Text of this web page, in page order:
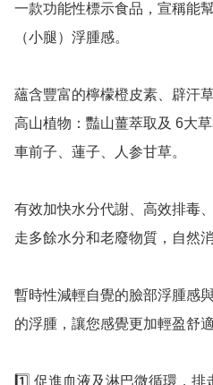
一款功能性標示食品，宣稱能
（小腿）浮腫感。
蘊含豐富的檸檬橙皮素、辟汗
高山植物：豔山薑萃取及 6大
車前子、蓮子、人参甘草。
有效加快水分代謝、高效排毒
走多餘水分和老廢物質，自然消
暫時性減輕自覺的臉部浮腫感
的浮腫，讓您感覺更加輕盈舒
1️⃣ 促進血液及淋巴微循環，排